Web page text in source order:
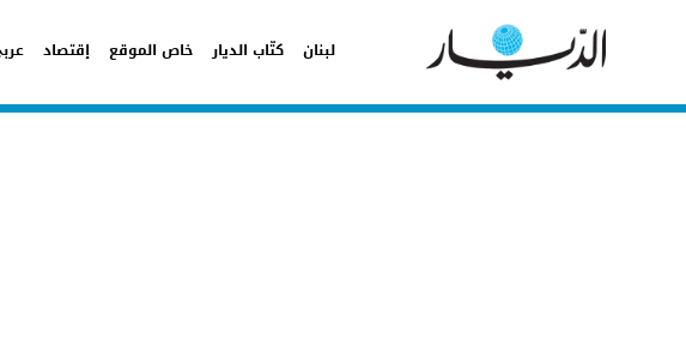
لبنان كتّاب الديار خاص الموقع إقتصاد